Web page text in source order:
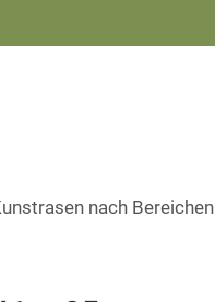
nach Bereichen